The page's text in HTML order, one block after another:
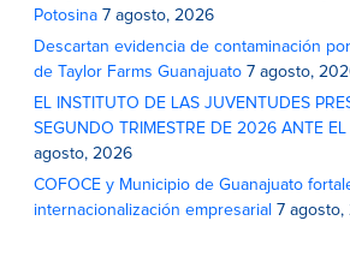
Potosina 7 agosto, 2026
Descartan evidencia de contaminación
de Taylor Farms Guanajuato 7 agosto,
EL INSTITUTO DE LAS JUVENTUDES
SEGUNDO TRIMESTRE DE 2026 ANTE
agosto, 2026
COFOCE y Municipio de Guanajuato
internacionalización empresarial 7 agosto,